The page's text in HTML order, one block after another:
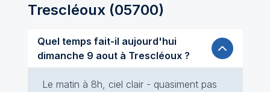
Trescléoux(05700)
Quel temps fait-il aujourd'hui
dimanche 9 aout à Trescléoux ?
Le matin à 8h, ciel clair - quasiment pas